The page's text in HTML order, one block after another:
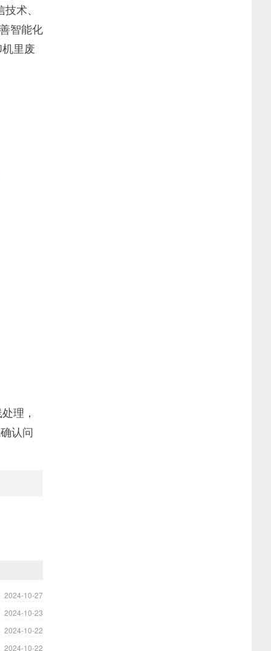
术、
智能化
里废
理，
认问
2024-10-27
2024-10-23
2024-10-22
2024-10-22